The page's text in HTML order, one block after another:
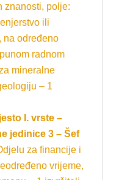
znanosti, polje:
ili
na određeno
radnom
mineralne
– 1
I. vrste –
jedinice 3 – Šef
za financije i
vrijeme,